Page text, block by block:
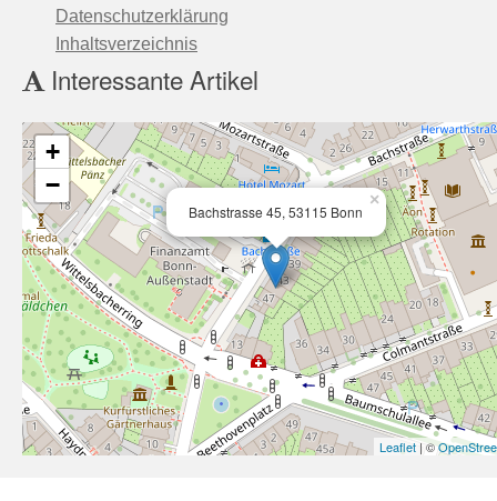
Datenschutzerklärung
Inhaltsverzeichnis
Interessante Artikel
Bachstrasse 45, 53115 Bonn
×
+
−
Leaflet | ©